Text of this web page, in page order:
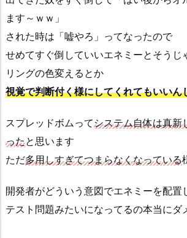
ます～ｗｗ」
された時は「嘘やろ」ってなったので
せめてすぐ倒していいエネミーとそうじ
リングの色変えるとか
視覚で判断付く様にしてくれてもいいん
スプレッドボムってシステム自体は真新
ったと思います
ただ多用しすぎてつまらなくなっている
開発者がどういう意図でエネミーを配置
テスト問題みたいになってるの本当にダ